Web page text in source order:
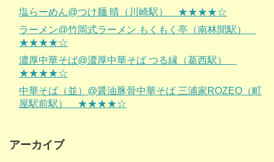
塩らーめん@つけ麺 晴（川崎駅） ★★★★☆
ラーメン@竹岡式ラーメン もくもく亭（南林間駅）
★★★★☆
濃厚中華そば@濃厚中華そば つる縁（葛西駅）
★★★★☆
中華そば（並）@醤油豚骨中華そば 三浦家ROZEO（町
屋駅前駅） ★★★★☆
アーカイブ